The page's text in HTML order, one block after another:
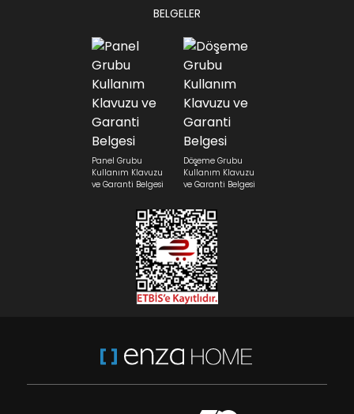
BELGELER
Panel Grubu
Kullanım Klavuzu
ve Garanti Belgesi
Döşeme Grubu
Kullanım Klavuzu
ve Garanti Belgesi